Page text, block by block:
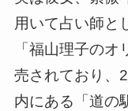
用いて占い師と
「福山理子の
売されており、
内にある「道の